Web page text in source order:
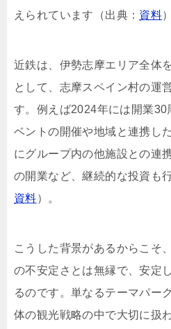
えられています（出典： 資料
近鉄は、伊勢志摩エリア全体
として、志摩スペイン村の運
す。例えば2024年には開業30
ベントの開催や地域と連携し
にグループ内の他施設との連
の開業など、継続的な投資も
資料）。
こうした背景があるからこそ
の不安定さとは無縁で、安定
るのです。単なるテーマパー
体の観光戦略の中で大切に扱